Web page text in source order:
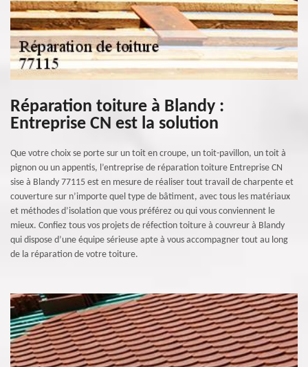
Réparation toiture à Blandy :
Entreprise CN est la solution
Que votre choix se porte sur un toit en croupe, un toit-pavillon, un toit à
pignon ou un appentis, l’entreprise de réparation toiture Entreprise CN
sise à Blandy 77115 est en mesure de réaliser tout travail de charpente et
couverture sur n’importe quel type de bâtiment, avec tous les matériaux
et méthodes d’isolation que vous préférez ou qui vous conviennent le
mieux. Confiez tous vos projets de réfection toiture à couvreur à Blandy
qui dispose d’une équipe sérieuse apte à vous accompagner tout au long
de la réparation de votre toiture.